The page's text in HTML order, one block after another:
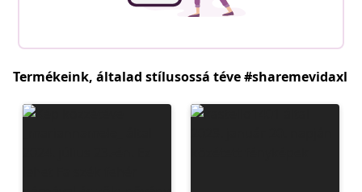
Termékeink, általad stílusossá téve #sharemevidaxl